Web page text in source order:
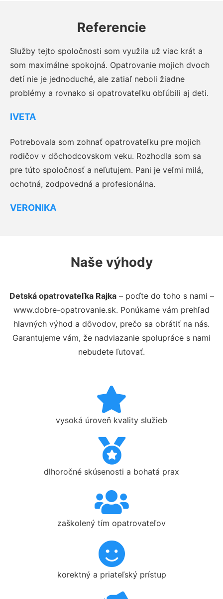
Referencie
Služby tejto spoločnosti som využila už viac krát a
som maximálne spokojná. Opatrovanie mojich dvoch
detí nie je jednoduché, ale zatiaľ neboli žiadne
problémy a rovnako si opatrovateľku obľúbili aj deti.
IVETA
Potrebovala som zohnať opatrovateľku pre mojich
rodičov v dôchodcovskom veku. Rozhodla som sa
pre túto spoločnosť a neľutujem. Pani je veľmi milá,
ochotná, zodpovedná a profesionálna.
VERONIKA
Naše výhody
Detská opatrovateľka Rajka– poďte do toho s nami –
www.dobre-opatrovanie.sk. Ponúkame vám prehľad
hlavných výhod a dôvodov, prečo sa obrátiť na nás.
Garantujeme vám, že nadviazanie spolupráce s nami
nebudete ľutovať.
vysoká úroveň kvality služieb
dlhoročné skúsenosti a bohatá prax
zaškolený tím opatrovateľov
korektný a priateľský prístup